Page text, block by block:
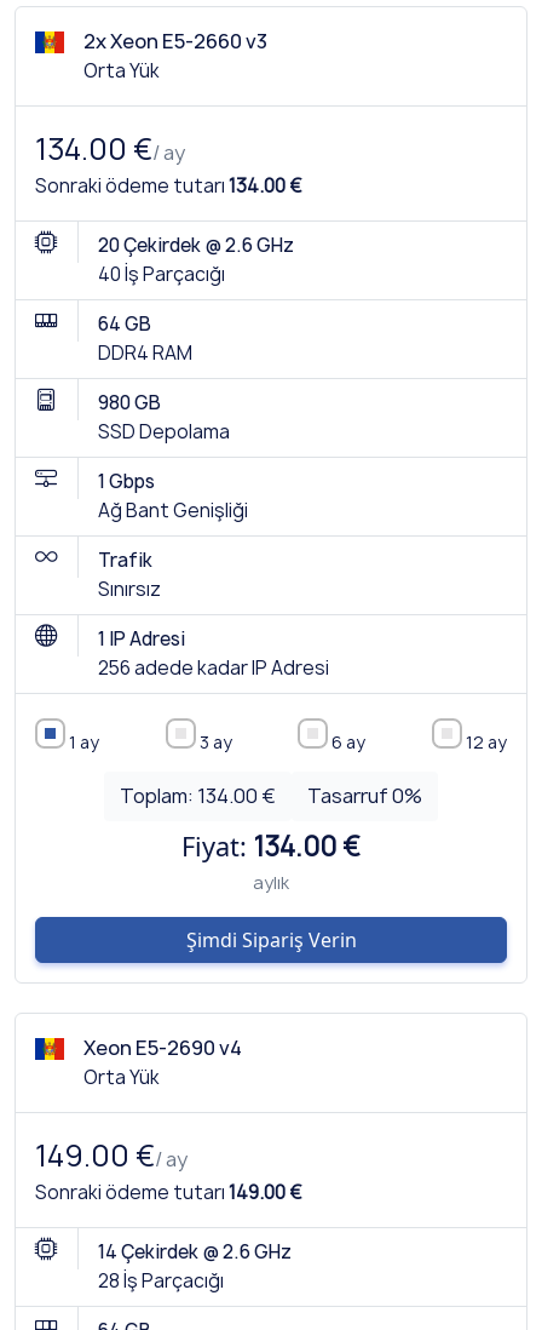
2x Xeon E5-2660 v3
Orta Yük
134.00 €/ ay
Sonraki ödeme tutarı134.00 €
20 Çekirdek @ 2.6 GHz
40 İş Parçacığı
64 GB
DDR4 RAM
980 GB
SSD Depolama
1 Gbps
Ağ Bant Genişliği
Trafik
Sınırsız
1 IP Adresi
256 adede kadar IP Adresi
1 ay 3 ay 6 ay 12 ay
Toplam: 134.00 € Tasarruf0%
Fiyat: 134.00 €
aylık
Şimdi Sipariş Verin
Xeon E5-2690 v4
Orta Yük
149.00 €/ ay
Sonraki ödeme tutarı149.00 €
14 Çekirdek @ 2.6 GHz
28 İş Parçacığı